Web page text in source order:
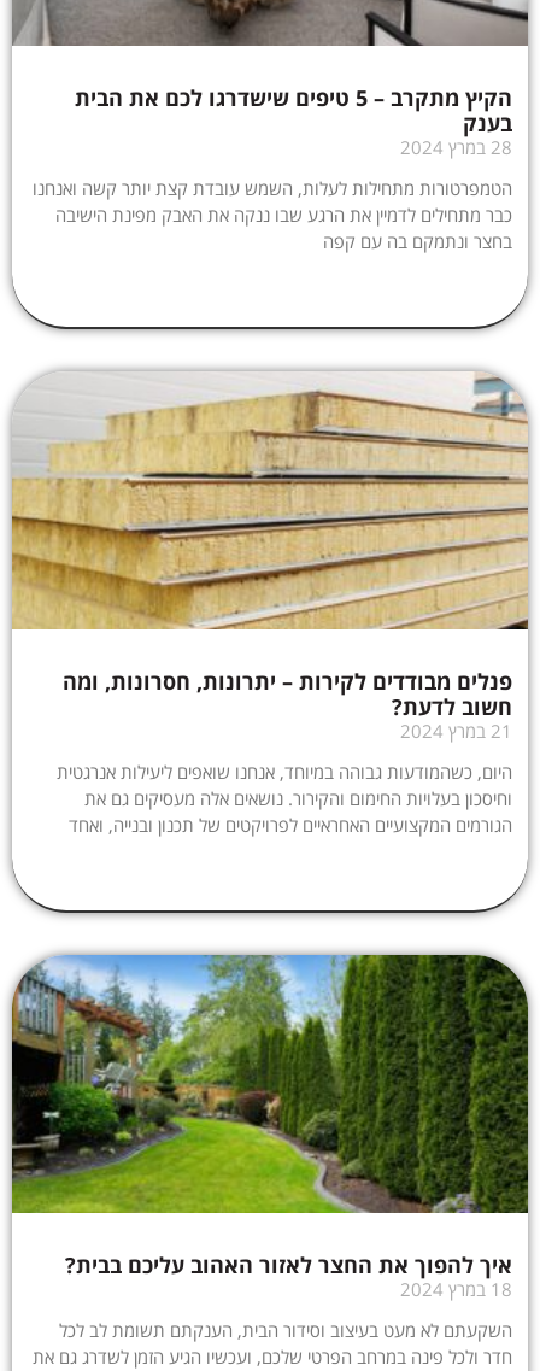
הקיץ מתקרב – 5 טיפים שישדרגו לכם את הבית
בענק
28 במרץ 2024
הטמפרטורות מתחילות לעלות, השמש עובדת קצת יותר קשה ואנחנו
כבר מתחילים לדמיין את הרגע שבו ננקה את האבק מפינת הישיבה
בחצר ונתמקם בה עם קפה
פנלים מבודדים לקירות – יתרונות, חסרונות, ומה
חשוב לדעת?
21 במרץ 2024
היום, כשהמודעות גבוהה במיוחד, אנחנו שואפים ליעילות אנרגטית
וחיסכון בעלויות החימום והקירור. נושאים אלה מעסיקים גם את
הגורמים המקצועיים האחראיים לפרויקטים של תכנון ובנייה, ואחד
איך להפוך את החצר לאזור האהוב עליכם בבית?
18 במרץ 2024
השקעתם לא מעט בעיצוב וסידור הבית, הענקתם תשומת לב לכל
חדר ולכל פינה במרחב הפרטי שלכם, ועכשיו הגיע הזמן לשדרג גם את